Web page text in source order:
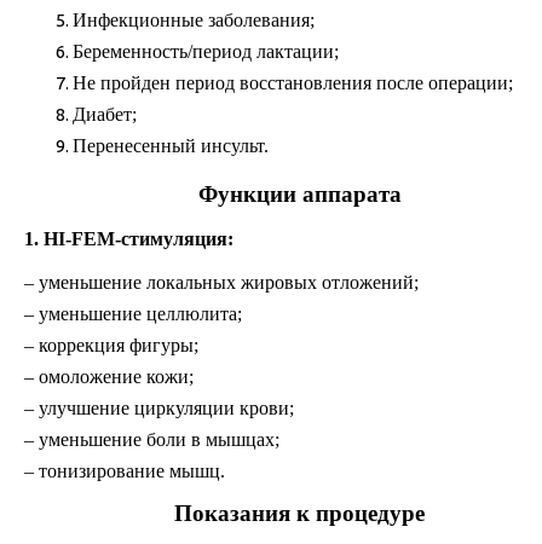
Инфекционные заболевания;
Беременность/период лактации;
Не пройден период восстановления после операции;
Диабет;
Перенесенный инсульт.
Функции аппарата
1. HI-FEM-стимуляция:
– уменьшение локальных жировых отложений;
– уменьшение целлюлита;
– коррекция фигуры;
– омоложение кожи;
– улучшение циркуляции крови;
– уменьшение боли в мышцах;
– тонизирование мышц.
Показания к процедуре